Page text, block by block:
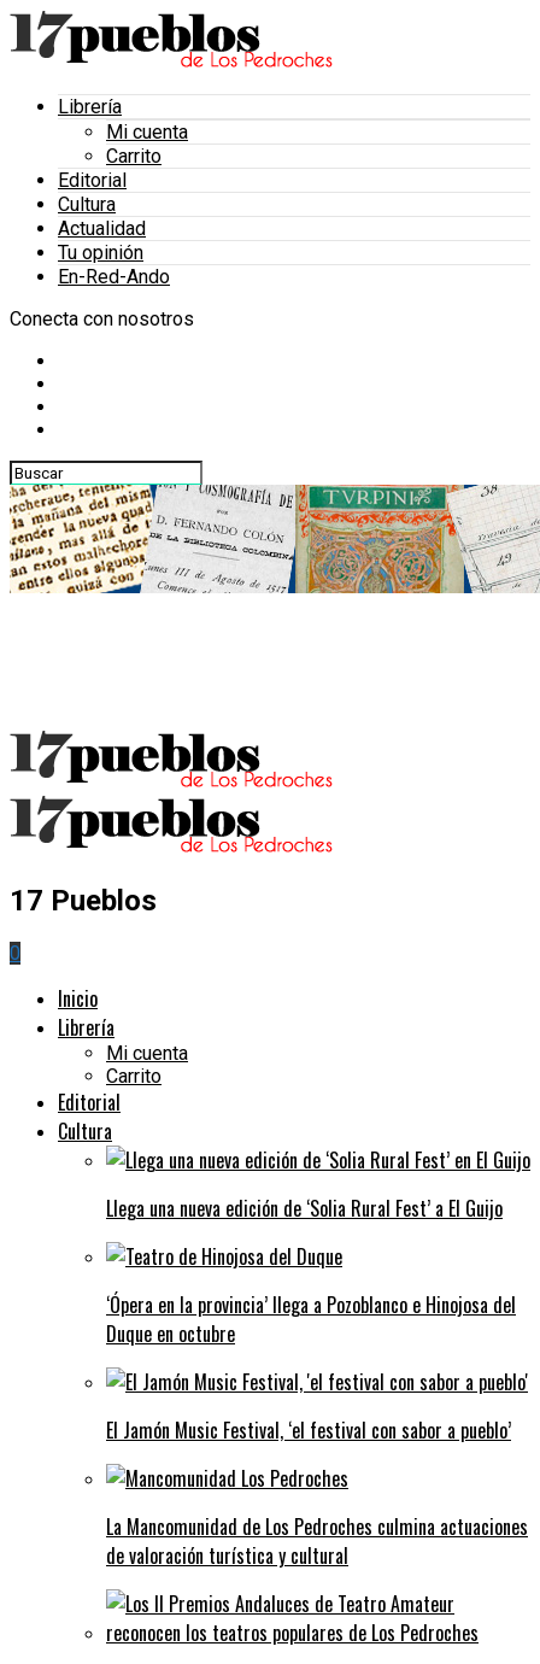
Librería
Mi cuenta
Carrito
Editorial
Cultura
Actualidad
Tu opinión
En-Red-Ando
Conecta con nosotros
17 Pueblos
0
Inicio
Librería
Mi cuenta
Carrito
Editorial
Cultura
Llega una nueva edición de ‘Solia Rural Fest’ a El Guijo
‘Ópera en la provincia’ llega a Pozoblanco e Hinojosa del
Duque en octubre
El Jamón Music Festival, ‘el festival con sabor a pueblo’
La Mancomunidad de Los Pedroches culmina actuaciones
de valoración turística y cultural